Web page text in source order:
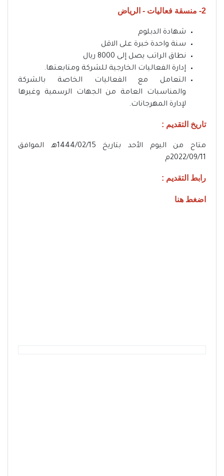
2- منسقة فعاليات - الرياض
شهادة الدبلوم
سنة واحدة خبرة على الاقل
نطاق الراتب يصل إلى 8000 ريال
إدارة الفعاليات الخارجية للشركة ومتابعتها.
التعامل مع الفعاليات الخاصة بالشركة
والمناسبات العامة من الجهات الرسمية وغيرها
لإدارة المهرجانات.
تاريخ التقديم :
متاح من اليوم الأحد بتاريخ 1444/02/15هـ الموافق
2022/09/11م
رابط التقديم :
اضغط هنا